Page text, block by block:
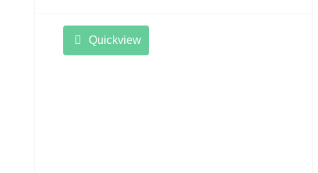
Quickview